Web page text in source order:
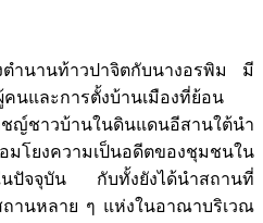
ำนานท้าวปาจิตกับนางอรพิม มี
นและการตั้งบ้านเมืองที่ย้อน
ญ์ชาวบ้านในดินแดนอีสานใต้นำ
โยงความเป็นอดีตของชุมชนใน
นปัจจุบัน กับทั้งยังได้นำสถานที่
านหลาย ๆ แห่งในอาณาบริเวณ